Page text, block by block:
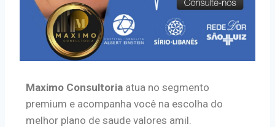
Maximo Consultoria atua no segmento
premium e acompanha você na escolha do
melhor plano de saude valores amil.